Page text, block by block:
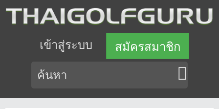
เข้าสู่ระบบ สมัครสมาชิก